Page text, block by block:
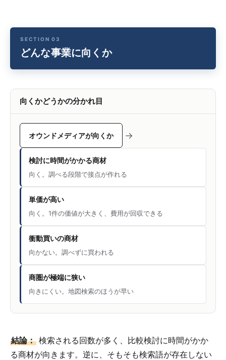
どんな事業に向くか
向くかどうかの分かれ目
オウンドメディアが向くか →
検討に時間がかかる商材
向く。調べる段階で接点が作れる
単価が高い
向く。1件の価値が大きく、費用が回収できる
衝動買いの商材
向かない。調べずに買われる
商圏が極端に狭い
向きにくい。地図検索のほうが早い
結論： 検索される回数が多く、比較検討に時間がかか
る商材が向きます。逆に、そもそも検索語が存在しない